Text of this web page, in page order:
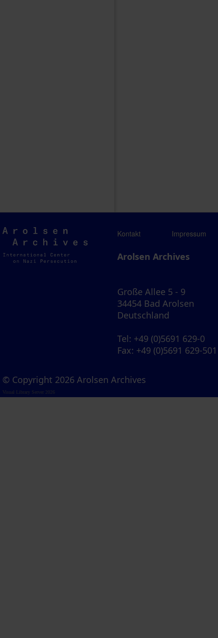
Arolsen
Archives
Kontakt Impressum
Arolsen Archives
Große Allee 5 - 9
34454 Bad Arolsen
Deutschland
Tel: +49 (0)5691 629-0
Fax: +49 (0)5691 629-501
© Copyright 2026 Arolsen Archives
Visual Library Server 2026